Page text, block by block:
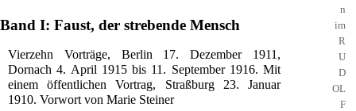
n
im
R
U
D
OL
F
Band I: Faust, der strebende Mensch
Vierzehn Vorträge, Berlin 17. Dezember 1911,
Dornach 4. April 1915 bis 11. September 1916. Mit
einem öffentlichen Vortrag, Straßburg 23. Januar
1910. Vorwort von Marie Steiner